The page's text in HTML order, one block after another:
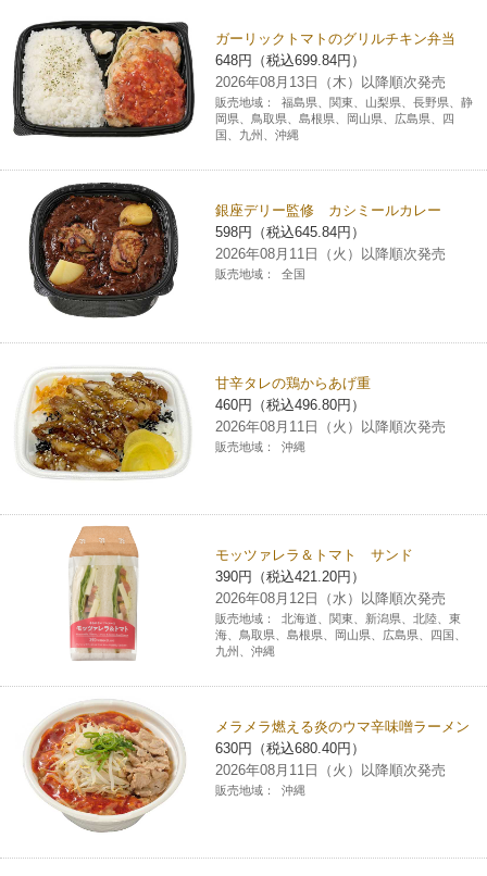
ガーリックトマトのグリルチキン弁当
648円（税込699.84円）
2026年08月13日（木）以降順次発売
販売地域：
福島県、関東、山梨県、長野県、静
岡県、鳥取県、島根県、岡山県、広島県、四
国、九州、沖縄
銀座デリー監修 カシミールカレー
598円（税込645.84円）
2026年08月11日（火）以降順次発売
販売地域： 全国
甘辛タレの鶏からあげ重
460円（税込496.80円）
2026年08月11日（火）以降順次発売
販売地域： 沖縄
モッツァレラ＆トマト サンド
390円（税込421.20円）
2026年08月12日（水）以降順次発売
販売地域：
北海道、関東、新潟県、北陸、東
海、鳥取県、島根県、岡山県、広島県、四国、
九州、沖縄
メラメラ燃える炎のウマ辛味噌ラーメン
630円（税込680.40円）
2026年08月11日（火）以降順次発売
販売地域： 沖縄